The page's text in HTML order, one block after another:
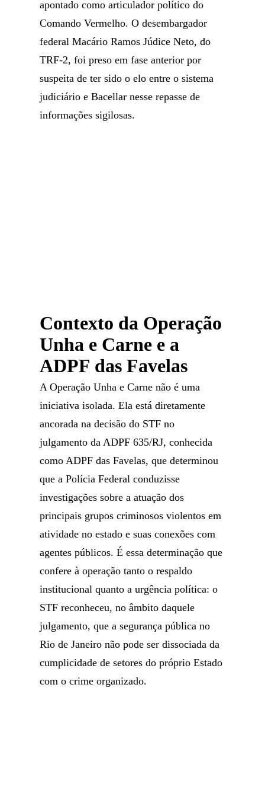
apontado como articulador político do
Comando Vermelho. O desembargador
federal Macário Ramos Júdice Neto, do
TRF-2, foi preso em fase anterior por
suspeita de ter sido o elo entre o sistema
judiciário e Bacellar nesse repasse de
informações sigilosas.
Contexto da Operação
Unha e Carne e a
ADPF das Favelas
A Operação Unha e Carne não é uma
iniciativa isolada. Ela está diretamente
ancorada na decisão do STF no
julgamento da ADPF 635/RJ, conhecida
como ADPF das Favelas, que determinou
que a Polícia Federal conduzisse
investigações sobre a atuação dos
principais grupos criminosos violentos em
atividade no estado e suas conexões com
agentes públicos. É essa determinação que
confere à operação tanto o respaldo
institucional quanto a urgência política: o
STF reconheceu, no âmbito daquele
julgamento, que a segurança pública no
Rio de Janeiro não pode ser dissociada da
cumplicidade de setores do próprio Estado
com o crime organizado.